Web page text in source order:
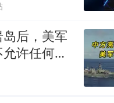
后，美军
许任何国